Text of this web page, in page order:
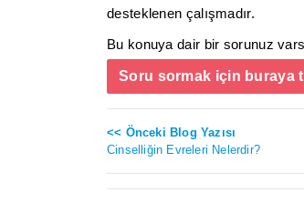
desteklenen çalışmadır.
Bu konuya dair bir sorunuz
Soru sormak için buraya
<< Önceki Blog Yazısı
Cinselliğin Evreleri Nelerdir?